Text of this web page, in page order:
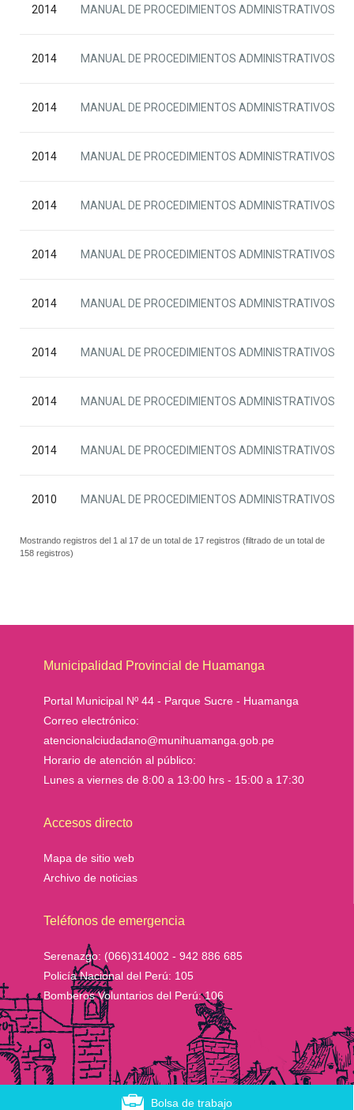
2014 MANUAL DE PROCEDIMIENTOS ADMINISTRATIVOS
2014 MANUAL DE PROCEDIMIENTOS ADMINISTRATIVOS
2014 MANUAL DE PROCEDIMIENTOS ADMINISTRATIVOS
2014 MANUAL DE PROCEDIMIENTOS ADMINISTRATIVOS
2014 MANUAL DE PROCEDIMIENTOS ADMINISTRATIVOS
2014 MANUAL DE PROCEDIMIENTOS ADMINISTRATIVOS
2014 MANUAL DE PROCEDIMIENTOS ADMINISTRATIVOS
2014 MANUAL DE PROCEDIMIENTOS ADMINISTRATIVOS
2014 MANUAL DE PROCEDIMIENTOS ADMINISTRATIVOS
2014 MANUAL DE PROCEDIMIENTOS ADMINISTRATIVOS
2010 MANUAL DE PROCEDIMIENTOS ADMINISTRATIVOS -
Mostrando registros del 1 al 17 de un total de 17 registros (filtrado de un total de
158 registros)
Municipalidad Provincial de Huamanga
Portal Municipal Nº 44 - Parque Sucre - Huamanga
Correo electrónico:
atencionalciudadano@munihuamanga.gob.pe
Horario de atención al público:
Lunes a viernes de 8:00 a 13:00 hrs - 15:00 a 17:30
Accesos directo
Mapa de sitio web
Archivo de noticias
Teléfonos de emergencia
Serenazgo: (066)314002 - 942 886 685
Policía Nacional del Perú: 105
Bomberos Voluntarios del Perú:106
Bolsa de trabajo